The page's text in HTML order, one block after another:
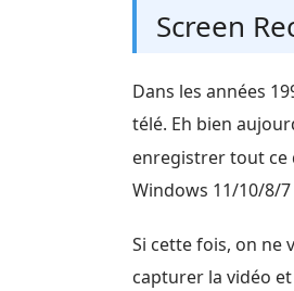
Screen
Dans les années
télé. Eh bien
enregistrer tout ce
Windows 11/10/8/
Si cette fois, on ne
capturer la vidéo